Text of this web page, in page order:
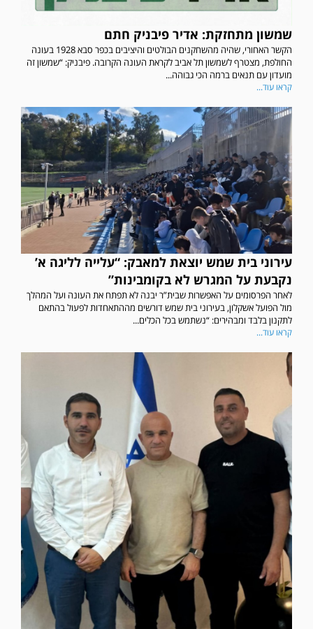
שמשון מתחזקת: אדיר פיבניק חתם
הקשר האחורי, שהיה מהשחקנים הבולטים והיציבים בכפר סבא 1928 בעונה
החולפת, מצטרף לשמשון תל אביב לקראת העונה הקרובה. פיבניק: “שמשון זה
מועדון עם תנאים ברמה הכי גבוהה...
קראו עוד...
עירוני בית שמש יוצאת למאבק: “עלייה לליגה א’
נקבעת על המגרש לא בקומבינות”
לאחר הפרסומים על האפשרות שבית”ר יבנה לא תפתח את העונה ועל המהלך
מול הפועל אשקלון, בעירוני בית שמש דורשים מההתאחדות לפעול בהתאם
לתקנון בלבד ומבהירים: “נשתמש בכל הכלים...
קראו עוד...